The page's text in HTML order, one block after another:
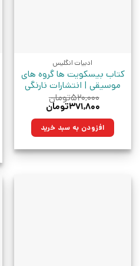
ادبیات انگلیس
کتاب بیسکویت ها گروه های
موسیقی | انتشارات نارنگی
۵۲۰,۰۰۰تومان
قیمت
۵۲۰,۰۰۰تومان
بود.
۳۷۱,۸۰۰تومان
۳۷۱,۸۰۰تومان.افزودن به سبد خرید